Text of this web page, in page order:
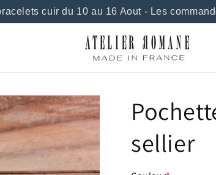
cuir du 10 au 16 Aout - Les
sellier